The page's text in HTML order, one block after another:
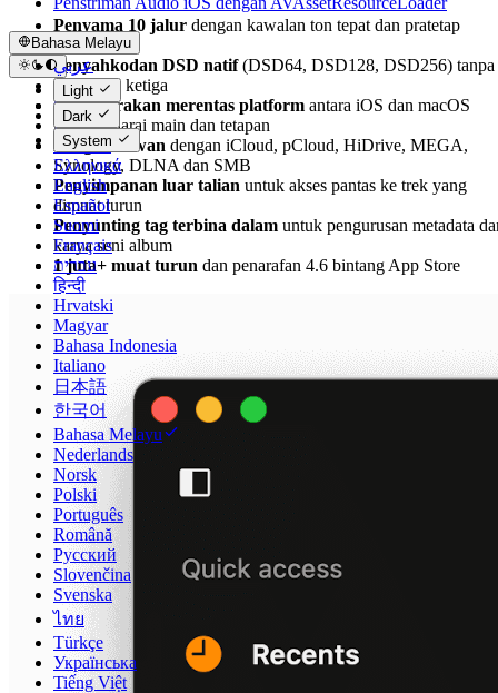
Bahasa Melayu
عربي
Català
Čeština
Dansk
Deutsch
Ελληνικά
English
Español
Suomi
Français
עברית
हिन्दी
Hrvatski
Magyar
Bahasa Indonesia
Italiano
日本語
한국어
Bahasa Melayu
Nederlands
Norsk
Polski
Português
Română
Русский
Slovenčina
Svenska
ไทย
Türkçe
Українська
Tiếng Việt
Light
Dark
System
Penyama 10 jalur dengan kawalan ton tepat dan pratetap
tersuai
Penyahkodan DSD natif(DSD64, DSD128, DSD256) tanpa
alat pihak ketiga
Penyegerakan merentas platform antara iOS dan macOS
untuk senarai main dan tetapan
Integrasi awan dengan iCloud, pCloud, HiDrive, MEGA,
Synology, DLNA dan SMB
Penyimpanan luar talian untuk akses pantas ke trek yang
dimuat turun
Penyunting tag terbina dalam untuk pengurusan metadata
karya seni album
1 juta+ muat turun dan penarafan 4.6 bintang App Store